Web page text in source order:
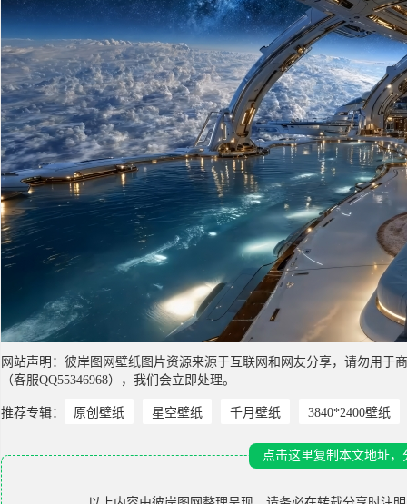
网站声明：彼岸图网壁纸图片资源来源于互联网和网友分享，请勿用
（客服QQ55346968），我们会立即处理。
推荐专辑： 原创壁纸 星空壁纸 千月壁纸 3840*2400壁纸
点击这里复制本文地址